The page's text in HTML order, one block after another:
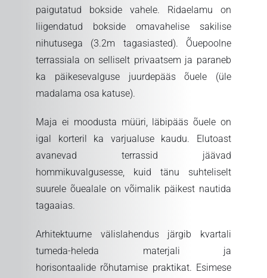
paigutatud bokside vahele. Ridaelamu on
liigendatud bokside omavahelise sakilise
nihutusega (3.2m tagasiasted). Õuepoolne
terrassiala on selliselt privaatsem ja paraneb
ka päikesevalguse juurdepääs õuele (üle
madalama osa katuse).
Maja ei moodusta müüri, läbipääs õuele on
igal korteril ka varjualuse kaudu. Elutoast
avanevad terrassid jäävad
hommikuvalgusesse, kuid tänu suhteliselt
suurele õuealale on võimalik päikest nautida
tagaaias.
Arhitektuurne välislahendus järgib kvartali
tumeda-heleda materjali ja
horisontaalide rõhutamise praktikat. Esimese